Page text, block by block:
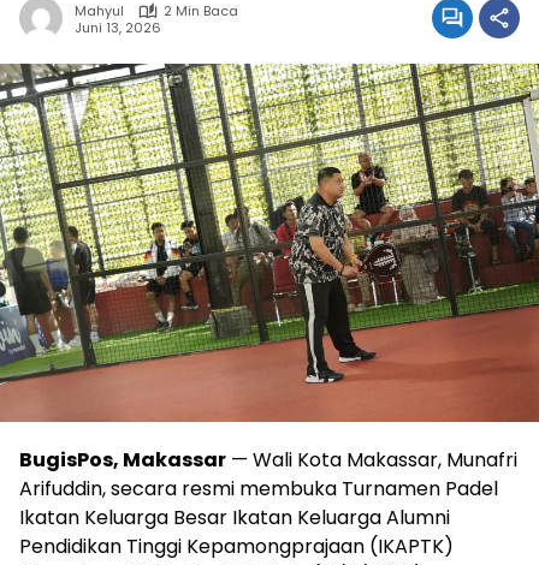
Mahyul
2 Min Baca
Juni 13, 2026
BugisPos, Makassar — Wali Kota Makassar, Munafri
Arifuddin, secara resmi membuka Turnamen Padel
Ikatan Keluarga Besar Ikatan Keluarga Alumni
Pendidikan Tinggi Kepamongprajaan (IKAPTK)